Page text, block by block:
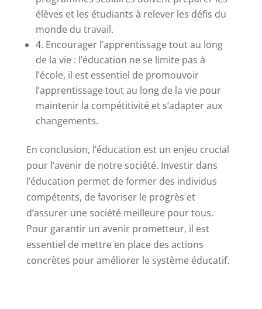
élèves et les étudiants à relever les défis du
monde du travail.
4. Encourager l’apprentissage tout au long
de la vie : l’éducation ne se limite pas à
l’école, il est essentiel de promouvoir
l’apprentissage tout au long de la vie pour
maintenir la compétitivité et s’adapter aux
changements.
En conclusion, l’éducation est un enjeu crucial
pour l’avenir de notre société. Investir dans
l’éducation permet de former des individus
compétents, de favoriser le progrès et
d’assurer une société meilleure pour tous.
Pour garantir un avenir prometteur, il est
essentiel de mettre en place des actions
concrètes pour améliorer le système éducatif.